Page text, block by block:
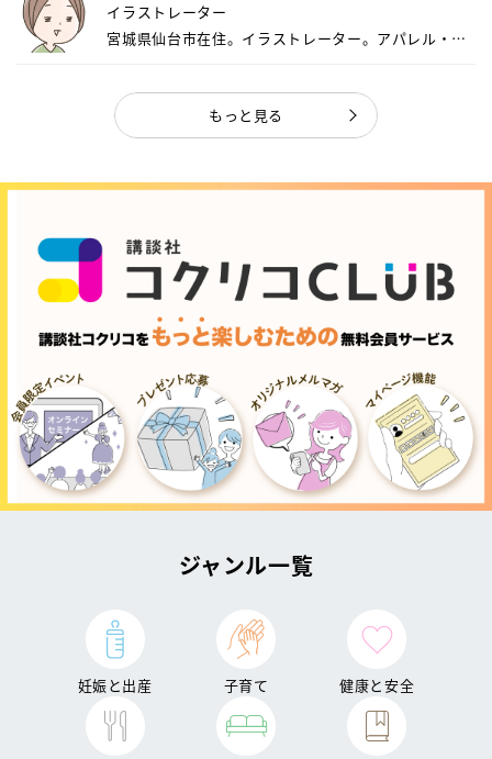
イラストレーター
宮城県仙台市在住。イラストレーター。アパレル・キ
もっと見る
ジャンル一覧
妊娠と出産 子育て 健康と安全